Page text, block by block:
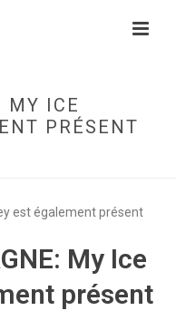
MY ICE
PRÉSENT
My Ice
présent